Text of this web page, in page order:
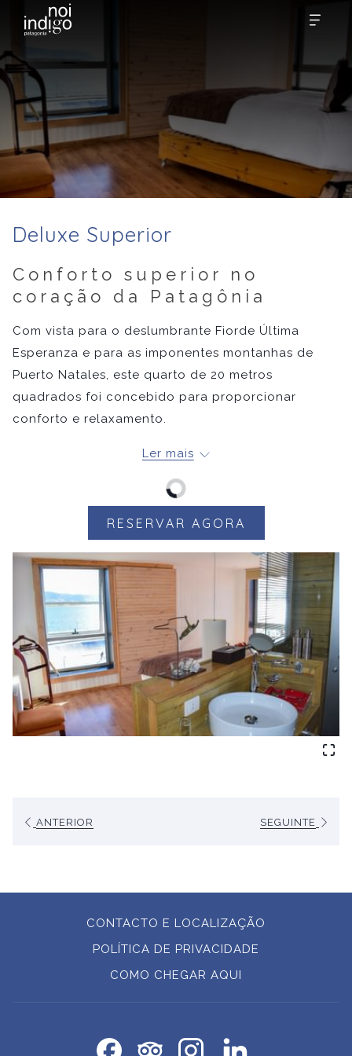
Deluxe Superior
Conforto superior no
coração da Patagônia
Com vista para o deslumbrante Fiorde Última
Esperanza e para as imponentes montanhas de
Puerto Natales, este quarto de 20 metros
quadrados foi concebido para proporcionar
conforto e relaxamento.
Comodidades no quarto:
Quarto matrimonial ou duplo
Almofadas hipoalergénicas
Lençóis de 400 fios
Casa de banho com chuveiro de efeito chuva
Roupão de banho e chinelos
Amenidades NOI
Secador de cabelo
Televisão inteligente
Cofre de segurança
Água engarrafada de boas-vindas
Ler mais
RESERVAR AGORA
ANTERIOR SEGUINTE
CONTACTO E LOCALIZAÇÃO
POLÍTICA DE PRIVACIDADE
COMO CHEGAR AQUI